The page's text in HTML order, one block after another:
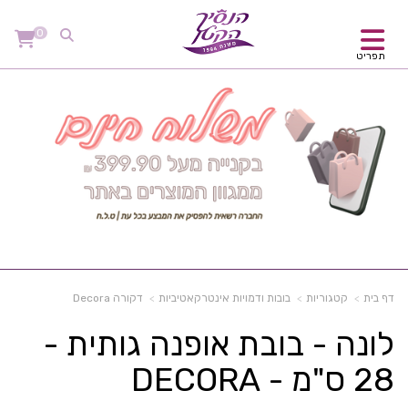
תפריט
0
דף בית קטגוריות בובות ודמויות אינטרקאטיביות דקורה Decora
לונה - בובת אופנה גותית -
28 ס"מ - DECORA